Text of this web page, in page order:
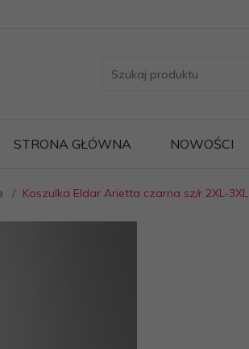
STRONA GŁÓWNA NOWOŚCI
Koszulka Eldar Arietta czarna sz/r 2XL-3XL